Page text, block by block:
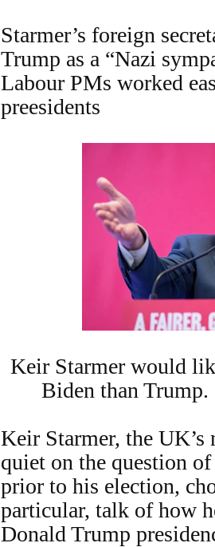
Starmer’s foreign
Trump as a “Nazi
Labour PMs worked
preesidents
Keir Starmer would
Biden than Trump.
Keir Starmer, the
quiet on the question
prior to his election,
particular, talk of how
Donald Trump